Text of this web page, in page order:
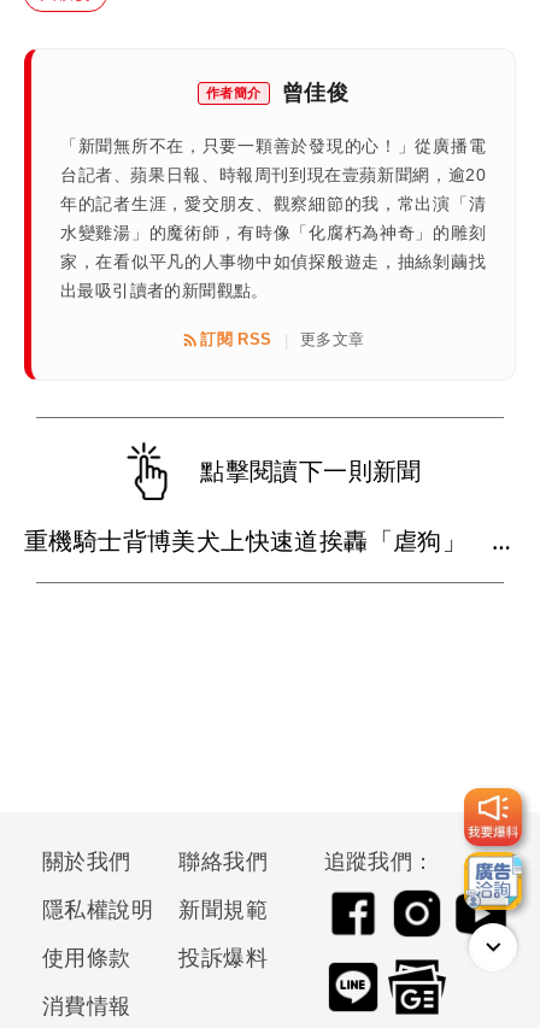
作者簡介 曾佳俊
「新聞無所不在，只要一顆善於發現的心！」從廣播電
台記者、蘋果日報、時報周刊到現在壹蘋新聞網，逾20
年的記者生涯，愛交朋友、觀察細節的我，常出演「清
水變雞湯」的魔術師，有時像「化腐朽為神奇」的雕刻
家，在看似平凡的人事物中如偵探般遊走，抽絲剝繭找
出最吸引讀者的新聞觀點。
訂閱 RSS | 更多文章
點擊閱讀下一則新聞
重機騎士背博美犬上快速道挨轟「虐狗」 中市動保處回應了
關於我們
聯絡我們
隱私權說明
新聞規範
使用條款
投訴爆料
消費情報
追蹤我們：